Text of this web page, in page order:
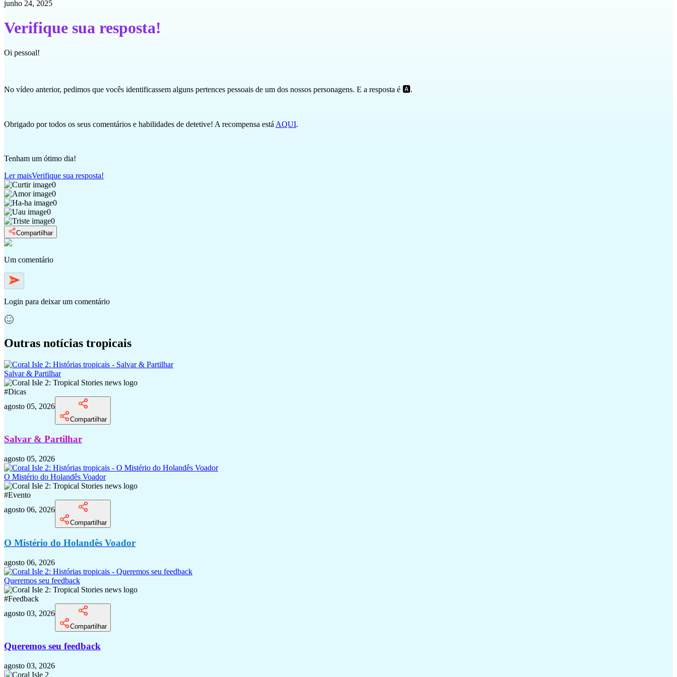
junho 24, 2025
Verifique sua resposta!
Oi pessoal!
No vídeo anterior, pedimos que vocês identificassem alguns pertences pessoais de um dos nossos personagens. E a resposta é 🅰️.
Obrigado por todos os seus comentários e habilidades de detetive! A recompensa está AQUI.
Tenham um ótimo dia!
Ler maisVerifique sua resposta!
0
0
0
0
0
Compartilhar
Um comentário
Login para deixar um comentário
Outras notícias tropicais
Salvar & Partilhar
#Dicas
agosto 05, 2026
Compartilhar
Salvar & Partilhar
agosto 05, 2026
O Mistério do Holandês Voador
#Evento
agosto 06, 2026
Compartilhar
O Mistério do Holandês Voador
agosto 06, 2026
Queremos seu feedback
#Feedback
agosto 03, 2026
Compartilhar
Queremos seu feedback
agosto 03, 2026